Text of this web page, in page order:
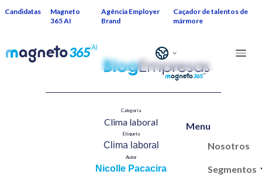
Candidatas
Magneto
365 AI
Agência Employer
Brand
Caçador de talentos de
mármore
Menu
Nosotros
Segmentos
Categoría
Clima laboral​
Etiqueta
Clima laboral
Autor
Nicolle Pacacira